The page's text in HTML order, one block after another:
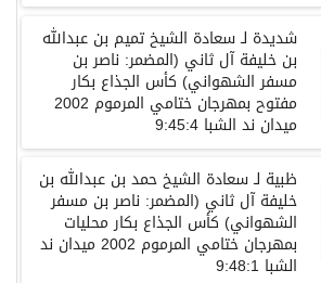
شديدة لـسعادة الشيخ تميم بن عبدالله
بن خليفة آل ثاني (المضمر: ناصر بن
مسفر الشهواني)كأس الجذاع بكار
مفتوح بمهرجان ختامي المرموم 2002
ميدان ند الشبا 9:45:4
ظبية لـسعادة الشيخ حمد بن عبدالله بن
خليفة آل ثاني (المضمر: ناصر بن مسفر
الشهواني)كأس الجذاع بكار محليات
بمهرجان ختامي المرموم 2002ميدان ند
الشبا 9:48:1